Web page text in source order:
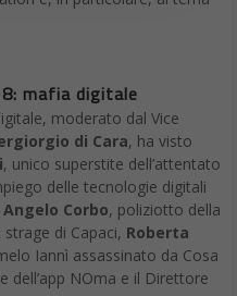
mafia digitale
moderato dal Vice
di Cara, ha visto
, unico superstite dell’attentato
delle tecnologie digitali
Angelo Corbo, poliziotto della
di Capaci, Roberta
Iannì assassinato da Cosa
dell’app NOma e il Direttore